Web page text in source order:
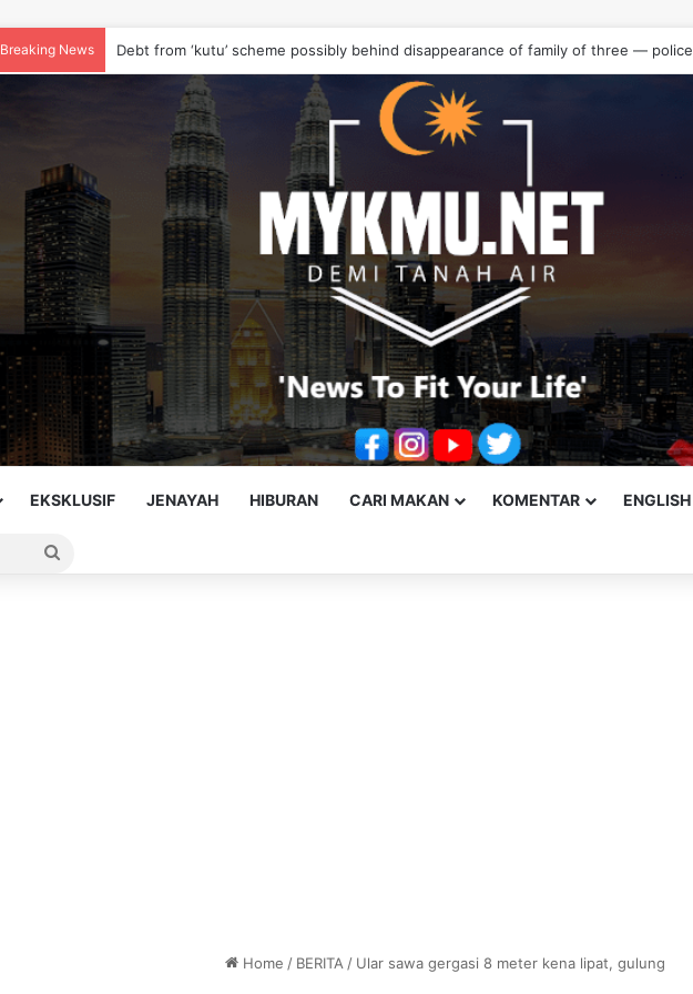
Breaking News Johor police bust vape cartridge drug syndicate, seize RM10.68 million worth of
EKSKLUSIF JENAYAH HIBURAN CARI MAKAN KOMENTAR
Home / BERITA / Ular sawa gergasi 8 meter kena lipat, gulung